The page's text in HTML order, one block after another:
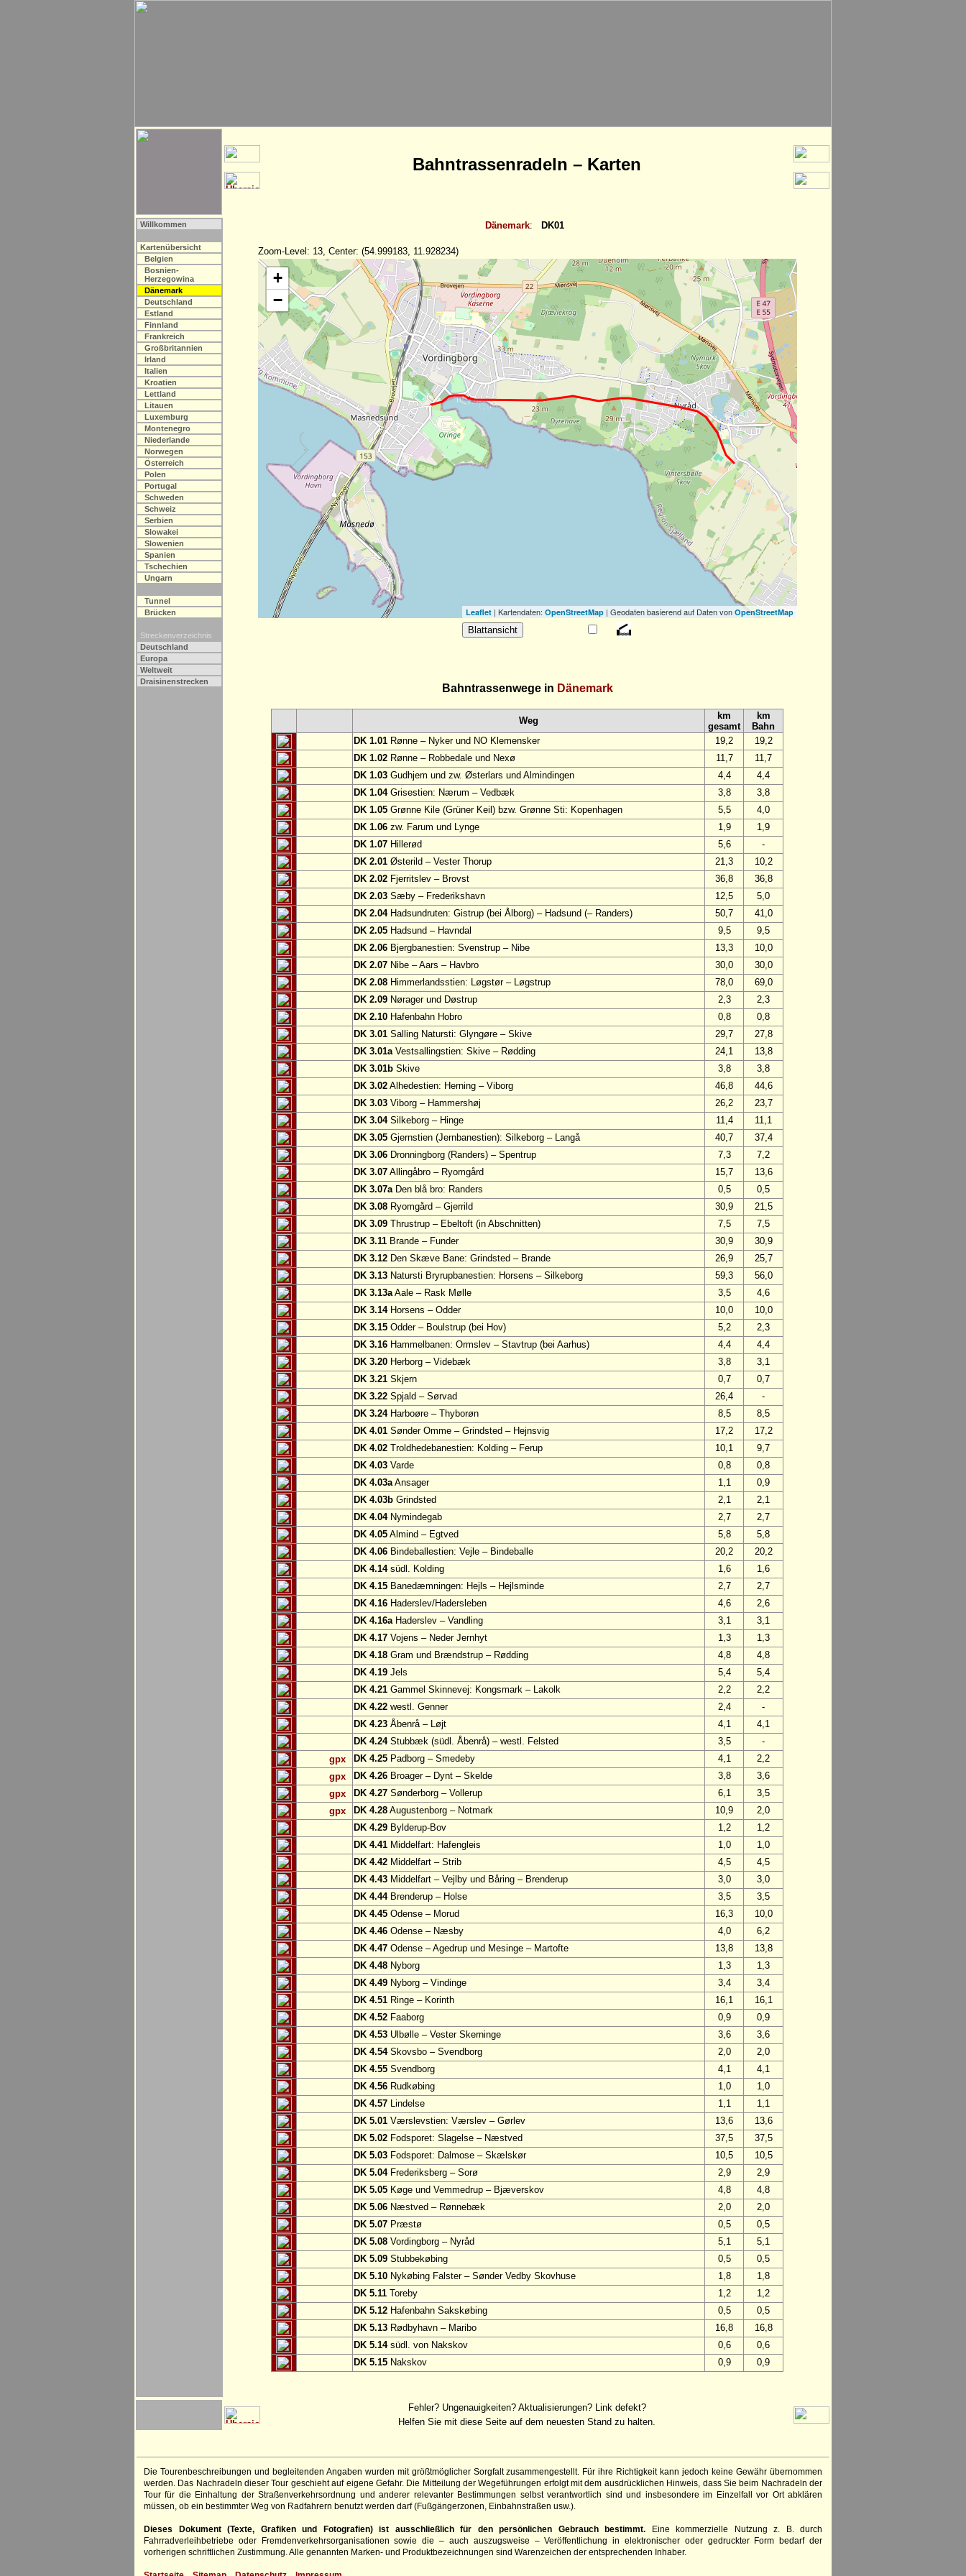
Bahntrassenradeln – Karten
Willkommen
Kartenübersicht
Belgien
Bosnien-
Herzegowina
Dänemark
Deutschland
Estland
Finnland
Frankreich
Großbritannien
Irland
Italien
Kroatien
Lettland
Litauen
Luxemburg
Montenegro
Niederlande
Norwegen
Österreich
Polen
Portugal
Schweden
Schweiz
Serbien
Slowakei
Slowenien
Spanien
Tschechien
Ungarn
Tunnel
Brücken
Streckenverzeichnis
Deutschland
Europa
Weltweit
Draisinenstrecken
Dänemark: DK01
Zoom-Level: 13, Center: (54.999183, 11.928234)
+
−
Leaflet| Kartendaten: OpenStreetMap| Geodaten basierend auf Daten von OpenStreetMap
Bahntrassenwege in Dänemark
Weg
km
gesamt
km
Bahn
DK 1.01 Rønne – Nyker und NO Klemensker 19,2
19,2
DK 1.02 Rønne – Robbedale und Nexø 11,7
11,7
DK 1.03 Gudhjem und zw. Østerlars und Almindingen 4,4
4,4
DK 1.04Grisestien: Nærum – Vedbæk 3,8
3,8
DK 1.05 Grønne Kile (Grüner Keil) bzw. Grønne Sti: Kopenhagen 5,5
4,0
DK 1.06 zw. Farum und Lynge 1,9
1,9
DK 1.07 Hillerød 5,6
-
DK 2.01 Østerild – Vester Thorup 21,3
10,2
DK 2.02 Fjerritslev – Brovst 36,8
36,8
DK 2.03 Sæby – Frederikshavn 12,5
5,0
DK 2.04Hadsundruten: Gistrup (bei Ålborg) – Hadsund (– Randers) 50,7
41,0
DK 2.05 Hadsund – Havndal 9,5
9,5
DK 2.06 Bjergbanestien: Svenstrup – Nibe 13,3
10,0
DK 2.07 Nibe – Aars – Havbro 30,0
30,0
DK 2.08 Himmerlandsstien: Løgstør – Løgstrup 78,0
69,0
DK 2.09 Nørager und Døstrup 2,3
2,3
DK 2.10 Hafenbahn Hobro 0,8
0,8
DK 3.01 Salling Natursti: Glyngøre – Skive 29,7
27,8
DK 3.01aVestsallingstien: Skive – Rødding 24,1
13,8
DK 3.01b Skive 3,8
3,8
DK 3.02 Alhedestien: Herning – Viborg 46,8
44,6
DK 3.03 Viborg – Hammershøj 26,2
23,7
DK 3.04Silkeborg – Hinge 11,4
11,1
DK 3.05 Gjernstien (Jernbanestien): Silkeborg – Langå 40,7
37,4
DK 3.06 Dronningborg (Randers) – Spentrup 7,3
7,2
DK 3.07 Allingåbro – Ryomgård 15,7
13,6
DK 3.07aDen blå bro: Randers 0,5
0,5
DK 3.08 Ryomgård – Gjerrild 30,9
21,5
DK 3.09 Thrustrup – Ebeltoft (in Abschnitten) 7,5
7,5
DK 3.11 Brande – Funder 30,9
30,9
DK 3.12 Den Skæve Bane: Grindsted – Brande 26,9
25,7
DK 3.13 Natursti Bryrupbanestien: Horsens – Silkeborg 59,3
56,0
DK 3.13aAale – Rask Mølle 3,5
4,6
DK 3.14Horsens – Odder 10,0
10,0
DK 3.15 Odder – Boulstrup (bei Hov) 5,2
2,3
DK 3.16 Hammelbanen: Ormslev – Stavtrup (bei Aarhus) 4,4
4,4
DK 3.20 Herborg – Videbæk 3,8
3,1
DK 3.21 Skjern 0,7
0,7
DK 3.22 Spjald – Sørvad 26,4
-
DK 3.24Harboøre – Thyborøn 8,5
8,5
DK 4.01 Sønder Omme – Grindsted – Hejnsvig 17,2
17,2
DK 4.02 Troldhedebanestien: Kolding – Ferup 10,1
9,7
DK 4.03 Varde 0,8
0,8
DK 4.03aAnsager 1,1
0,9
DK 4.03b Grindsted 2,1
2,1
DK 4.04Nymindegab 2,7
2,7
DK 4.05 Almind – Egtved 5,8
5,8
DK 4.06 Bindeballestien: Vejle – Bindeballe 20,2
20,2
DK 4.14südl. Kolding 1,6
1,6
DK 4.15 Banedæmningen: Hejls – Hejlsminde 2,7
2,7
DK 4.16 Haderslev/Hadersleben 4,6
2,6
DK 4.16aHaderslev – Vandling 3,1
3,1
DK 4.17 Vojens – Neder Jernhyt 1,3
1,3
DK 4.18 Gram und Brændstrup – Rødding 4,8
4,8
DK 4.19 Jels 5,4
5,4
DK 4.21 Gammel Skinnevej: Kongsmark – Lakolk 2,2
2,2
DK 4.22 westl. Genner 2,4
-
DK 4.23 Åbenrå – Løjt 4,1
4,1
DK 4.24Stubbæk (südl. Åbenrå) – westl. Felsted 3,5
-
gpx
DK 4.25 Padborg – Smedeby 4,1
2,2
gpx
DK 4.26 Broager – Dynt – Skelde 3,8
3,6
gpx
DK 4.27 Sønderborg – Vollerup 6,1
3,5
gpx
DK 4.28 Augustenborg – Notmark 10,9
2,0
DK 4.29 Bylderup-Bov 1,2
1,2
DK 4.41 Middelfart: Hafengleis 1,0
1,0
DK 4.42 Middelfart – Strib 4,5
4,5
DK 4.43 Middelfart – Vejlby und Båring – Brenderup 3,0
3,0
DK 4.44Brenderup – Holse 3,5
3,5
DK 4.45 Odense – Morud 16,3
10,0
DK 4.46 Odense – Næsby 4,0
6,2
DK 4.47 Odense – Agedrup und Mesinge – Martofte 13,8
13,8
DK 4.48 Nyborg 1,3
1,3
DK 4.49 Nyborg – Vindinge 3,4
3,4
DK 4.51 Ringe – Korinth 16,1
16,1
DK 4.52 Faaborg 0,9
0,9
DK 4.53 Ulbølle – Vester Skerninge 3,6
3,6
DK 4.54Skovsbo – Svendborg 2,0
2,0
DK 4.55 Svendborg 4,1
4,1
DK 4.56 Rudkøbing 1,0
1,0
DK 4.57 Lindelse 1,1
1,1
DK 5.01 Værslevstien: Værslev – Gørlev 13,6
13,6
DK 5.02 Fodsporet: Slagelse – Næstved 37,5
37,5
DK 5.03 Fodsporet: Dalmose – Skælskør 10,5
10,5
DK 5.04Frederiksberg – Sorø 2,9
2,9
DK 5.05 Køge und Vemmedrup – Bjæverskov 4,8
4,8
DK 5.06 Næstved – Rønnebæk 2,0
2,0
DK 5.07 Præstø 0,5
0,5
DK 5.08 Vordingborg – Nyråd 5,1
5,1
DK 5.09 Stubbekøbing 0,5
0,5
DK 5.10 Nykøbing Falster – Sønder Vedby Skovhuse 1,8
1,8
DK 5.11 Toreby 1,2
1,2
DK 5.12 Hafenbahn Sakskøbing 0,5
0,5
DK 5.13 Rødbyhavn – Maribo 16,8
16,8
DK 5.14südl. von Nakskov 0,6
0,6
DK 5.15 Nakskov 0,9 0,9
Fehler? Ungenauigkeiten? Aktualisierungen? Link defekt?
Helfen Sie mit diese Seite auf dem neuesten Stand zu halten.
Die Tourenbeschreibungen und begleitenden Angaben wurden mit größtmöglicher Sorgfalt zusammengestellt. Für ihre Richtigkeit kann jedoch keine Gewähr übernommen
werden. Das Nachradeln dieser Tour geschieht auf eigene Gefahr. Die Mitteilung der Wegeführungen erfolgt mit dem ausdrücklichen Hinweis, dass Sie beim Nachradeln der
Tour für die Einhaltung der Straßenverkehrsordnung und anderer relevanter Bestimmungen selbst verantwortlich sind und insbesondere im Einzelfall vor Ort abklären
müssen, ob ein bestimmter Weg von Radfahrern benutzt werden darf (Fußgängerzonen, Einbahnstraßen usw.).
Dieses Dokument (Texte, Grafiken und Fotografien) ist ausschließlich für den persönlichen Gebrauch bestimmt. Eine kommerzielle Nutzung z. B. durch
Fahrradverleihbetriebe oder Fremdenverkehrsorganisationen sowie die – auch auszugsweise – Veröffentlichung in elektronischer oder gedruckter Form bedarf der
vorherigen schriftlichen Zustimmung. Alle genannten Marken- und Produktbezeichnungen sind Warenzeichen der entsprechenden Inhaber.